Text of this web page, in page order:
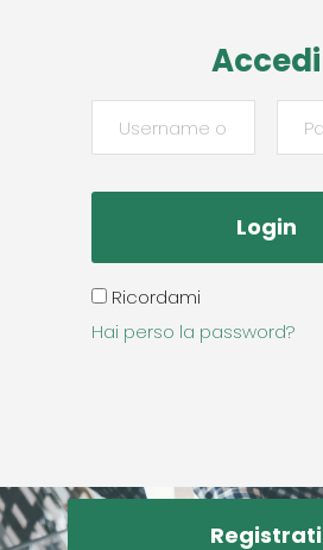
Accedi
Ricordami
Hai perso la password?
Registrati